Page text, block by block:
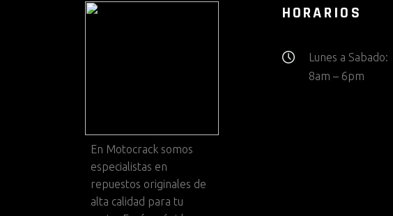
En Motocrack somos
especialistas en
repuestos originales de
alta calidad para tu
HORARIOS
Lunes a Sabado:
8am – 6pm